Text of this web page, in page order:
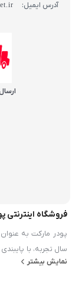
آدرس ایمیل:
فروشگاه اینترنتی
و تضمین اصل‌بودن
بزرگ‌ترین فروشگاه
نمایش بیشتر